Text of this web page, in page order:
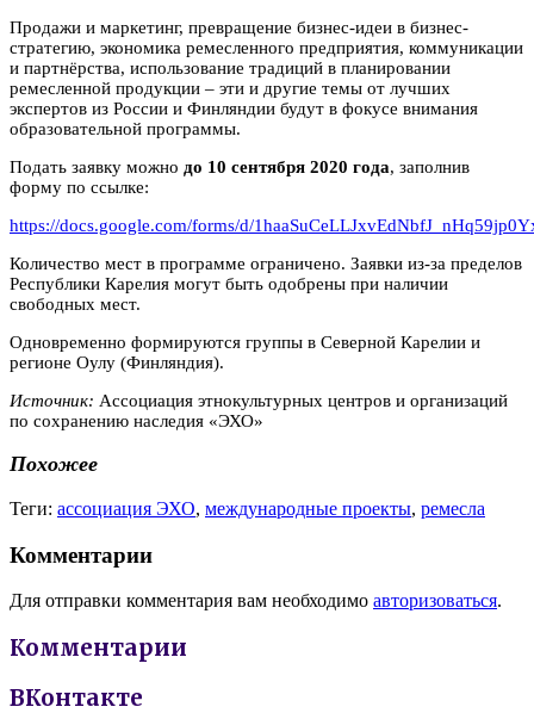
Продажи и маркетинг, превращение бизнес-идеи в бизнес-
стратегию, экономика ремесленного предприятия, коммуникации
и партнёрства, использование традиций в планировании
ремесленной продукции – эти и другие темы от лучших
экспертов из России и Финляндии будут в фокусе внимания
образовательной программы.
Подать заявку можно до 10 сентября 2020 года, заполнив
форму по ссылке:
https://docs.google.com/forms/d/
Количество мест в программе ограничено. Заявки из-за пределов
Республики Карелия могут быть одобрены при наличии
свободных мест.
Одновременно формируются группы в Северной Карелии и
регионе Оулу (Финляндия).
Источник: Ассоциация этнокультурных центров и организаций
по сохранению наследия «ЭХО»
Похожее
Теги: ассоциация ЭХО, международные проекты, ремесла
Комментарии
Для отправки комментария вам необходимо авторизоваться.
Комментарии
ВКонтакте